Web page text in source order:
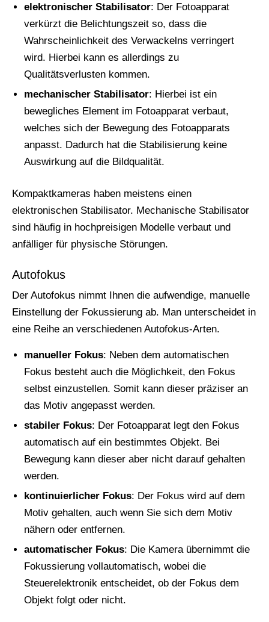
elektronischer Stabilisator: Der Fotoapparat
verkürzt die Belichtungszeit so, dass die
Wahrscheinlichkeit des Verwackelns verringert
wird. Hierbei kann es allerdings zu
Qualitätsverlusten kommen.
mechanischer Stabilisator: Hierbei ist ein
bewegliches Element im Fotoapparat verbaut,
welches sich der Bewegung des Fotoapparats
anpasst. Dadurch hat die Stabilisierung keine
Auswirkung auf die Bildqualität.
Kompaktkameras haben meistens einen
elektronischen Stabilisator. Mechanische Stabilisator
sind häufig in hochpreisigen Modelle verbaut und
anfälliger für physische Störungen.
Autofokus
Der Autofokus nimmt Ihnen die aufwendige, manuelle
Einstellung der Fokussierung ab. Man unterscheidet in
eine Reihe an verschiedenen Autofokus-Arten.
manueller Fokus: Neben dem automatischen
Fokus besteht auch die Möglichkeit, den Fokus
selbst einzustellen. Somit kann dieser präziser an
das Motiv angepasst werden.
stabiler Fokus: Der Fotoapparat legt den Fokus
automatisch auf ein bestimmtes Objekt. Bei
Bewegung kann dieser aber nicht darauf gehalten
werden.
kontinuierlicher Fokus: Der Fokus wird auf dem
Motiv gehalten, auch wenn Sie sich dem Motiv
nähern oder entfernen.
automatischer Fokus: Die Kamera übernimmt die
Fokussierung vollautomatisch, wobei die
Steuerelektronik entscheidet, ob der Fokus dem
Objekt folgt oder nicht.